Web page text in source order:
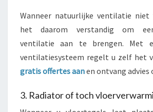
Wanneer natuurlijke ventilatie niet
het daarom verstandig om
ventilatie aan te brengen. Met
ventilatiesysteem regelt u zelf het
gratis offertes aanen ontvang advies
3. Radiator of toch